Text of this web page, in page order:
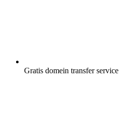
Gratis domein transfer service